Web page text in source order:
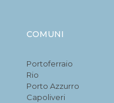
COMUNI
Portoferraio
Rio
Porto Azzurro
Capoliveri